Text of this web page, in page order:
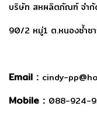
บริษัท สหผลิตภัณฑ์ จำกั
90/2 หมู่1 ต.หนองซ้ำซ
Email : cindy-
Mobile : 088-924-